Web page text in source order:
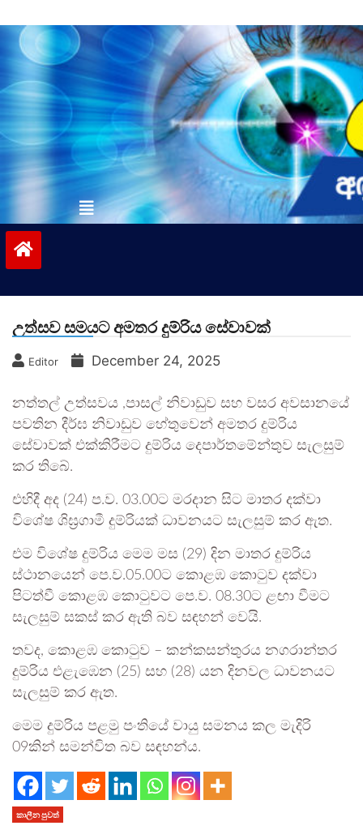
to
contentvinivida.lk
උත්සව සමයට අමතර දුම්රිය සේවාවක්
Editor December 24, 2025
නත්තල් උත්සවය ,පාසල් නිවාඩුව සහ වසර අවසානයේ
පවතින දීර්ඝ නිවාඩුව හේතුවෙන් අමතර දුම්රිය
සේවාවක් එක්කිරීමට දුම්රිය දෙපාර්තමේන්තුව සැලසුම්
කර තිබේ.
එහිදී අද (24) ප.ව. 03.00ට මරදාන සිට මාතර දක්වා
විශේෂ ශිඝ්‍රගාමී දුම්රියක් ධාවනයට සැලසුම් කර ඇත.
එම විශේෂ දුම්රිය මෙම මස (29) දින මාතර දුම්රිය
ස්ථානයෙන් පෙ.ව.05.00ට කොළඹ කොටුව දක්වා
පිටත්වී කොළඹ කොටුවට පෙ.ව. 08.30ට ළඟා වීමට
සැලසුම් සකස් කර ඇති බව සඳහන් වෙයි.
තවද, කොළඹ කොටුව – කන්කසන්තුරය නගරාන්තර
දුම්රිය එළැඹෙන (25) සහ (28) යන දිනවල ධාවනයට
සැලසුම් කර ඇත.
මෙම දුම්රිය පළමු පංතියේ වායු සමනය කල මැදිරි
09කින් සමන්විත බව සඳහන්ය.
කාලීන පුවත්